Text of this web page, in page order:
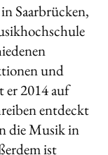
Saarbrücken,
und
er 2014 auf
entdeckt
die Musik in
ist